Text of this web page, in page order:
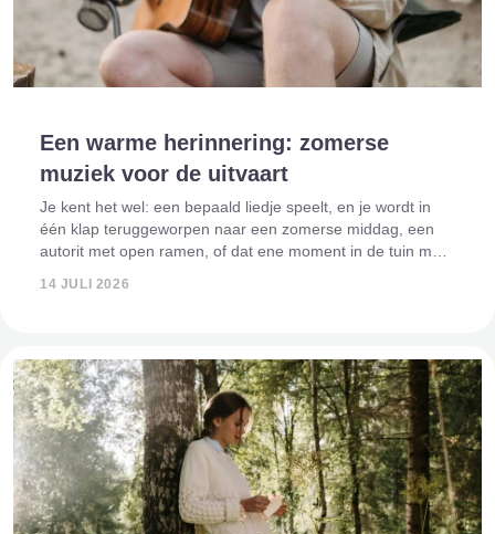
Een warme herinnering: zomerse
muziek voor de uitvaart
Je kent het wel: een bepaald liedje speelt, en je wordt in
één klap teruggeworpen naar een zomerse middag, een
autorit met open ramen, of dat ene moment in de tuin met
14 JULI 2026